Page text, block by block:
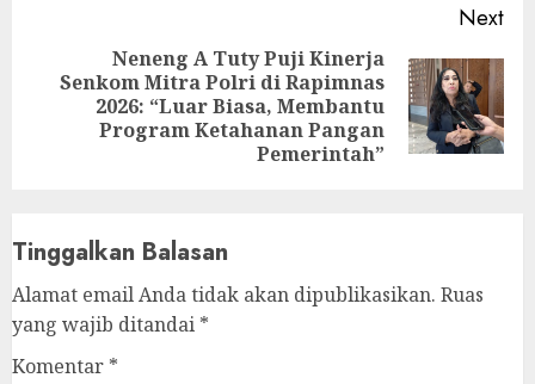
Next
Next
Neneng A Tuty Puji Kinerja
Senkom Mitra Polri di Rapimnas
2026: “Luar Biasa, Membantu
Program Ketahanan Pangan
Pemerintah”
Tinggalkan Balasan
Alamat email Anda tidak akan dipublikasikan. Ruas
yang wajib ditandai *
Komentar *